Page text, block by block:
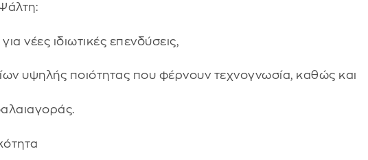
νέες ιδιωτικές επενδύσεις,
υψηλής ποιότητας που φέρνουν τεχνογνωσία, καθώς και